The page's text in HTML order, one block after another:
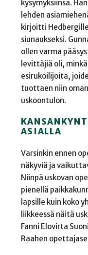
kysymyksiinsä.
lehden
kirjoitti
siunaukseksi.
ollen varma
levittäjiä oli,
esirukoilijoita,
tuottaen niin
uskoontulon.
ASIALLA
Varsinkin ennen
näkyviä ja
Niinpä uskovan
pienellä
lapsille kuin koko
liikkeessä näitä
Fanni Elovirta
Raahen